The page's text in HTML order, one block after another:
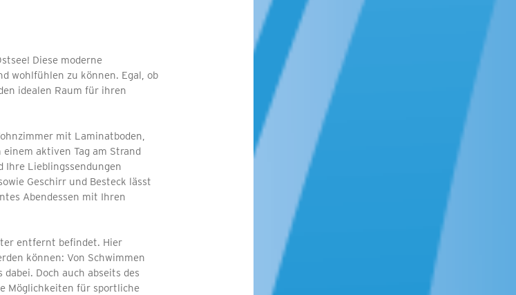
Diese moderne
wohlfühlen zu können. Egal, ob
idealen Raum für ihren
mit Laminatboden,
aktiven Tag am Strand
Ihre Lieblingssendungen
Geschirr und Besteck lässt
Abendessen mit Ihren
entfernt befindet. Hier
können: Von Schwimmen
Doch auch abseits des
Möglichkeiten für sportliche